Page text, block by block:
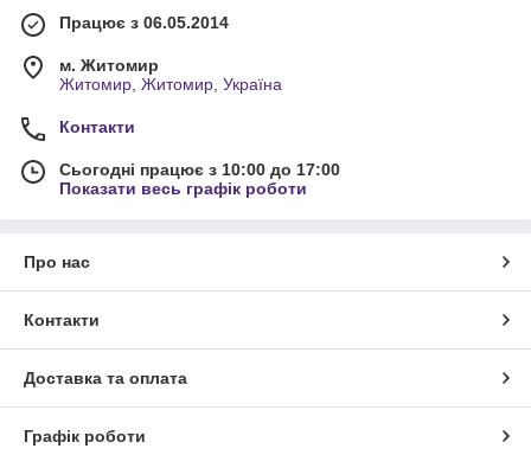
Працює з 06.05.2014
м. Житомир
Житомир, Житомир, Україна
Контакти
Сьогодні працює з 10:00 до 17:00
Показати весь графік роботи
Про нас
Контакти
Доставка та оплата
Графік роботи